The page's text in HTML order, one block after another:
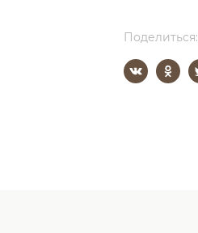
Поделиться: